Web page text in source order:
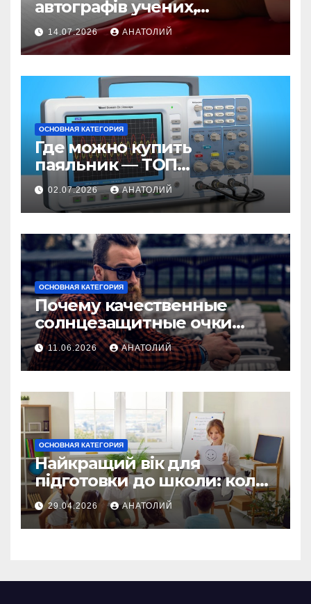
автографів учених,
винахідників та IT-візіонерів
14.07.2026 АНАТОЛИЙ
ОСНОВНАЯ КАТЕГОРИЯ
Где можно купить
паяльник — ТОП
проверенных магазинов
02.07.2026 АНАТОЛИЙ
ОСНОВНАЯ КАТЕГОРИЯ
Почему качественные
солнцезащитные очки
важны для здоровья глаз
11.06.2026 АНАТОЛИЙ
ОСНОВНАЯ КАТЕГОРИЯ
Найкращий вік для
підготовки до школи: коли
починати без стресу
29.04.2026 АНАТОЛИЙ